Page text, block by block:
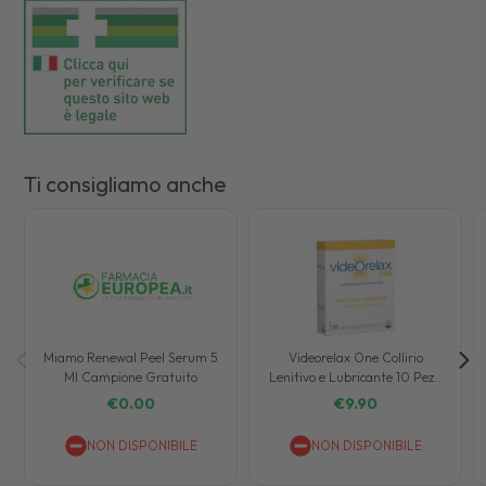
Ti consigliamo anche
Miamo Renewal Peel Serum 5
Ml Campione Gratuito
€0.00
NON DISPONIBILE
Videorelax One Collirio
Lenitivo e Lubricante 10 Pezzi
da 0,5 ml
€9.90
NON DISPONIBILE